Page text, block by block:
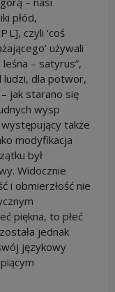
płód,
L], czyli ‘coś
używali
– satyrus”,
ludzi, dla potwor,
jak starano się
wysp
także
modyfikacja
był
Widocznie
i obmierzłość nie
piękna, to płeć
jednak
językowy